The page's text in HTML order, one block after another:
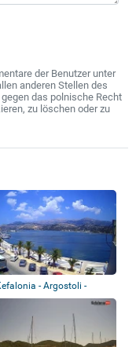
der Benutzer unter
anderen Stellen des
das polnische Recht
zu löschen oder zu
- Argostoli -
Strandpromenade